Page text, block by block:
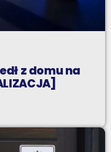
z domu na